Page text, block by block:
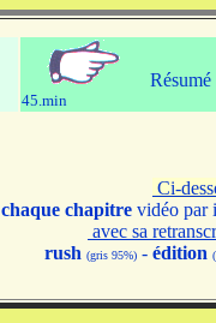
45.min
Ci-
chaque chapitre vidéo par
avec sa
rush (gris 95%) - édition